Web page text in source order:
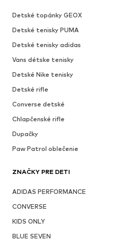
Detské topánky GEOX
Detské tenisky PUMA
Detské tenisky adidas
Vans détske tenisky
Detské Nike tenisky
Detské rifle
Converse detské
Chlapčenské rifle
Dupačky
Paw Patrol oblečenie
ZNAČKY PRE DETI
ADIDAS PERFORMANCE
CONVERSE
KIDS ONLY
BLUE SEVEN